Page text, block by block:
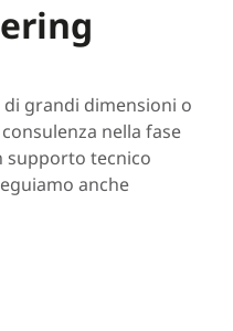
grandi dimensioni o
nella fase
supporto tecnico
anche